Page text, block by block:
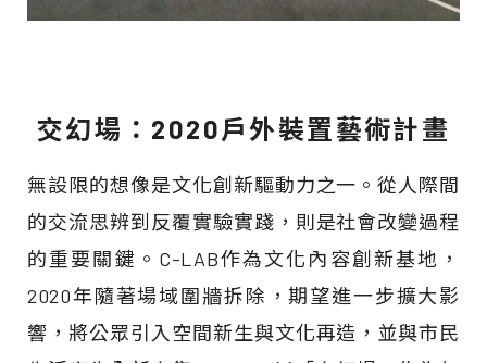
交幻場：2020戶外裝置藝術計畫
無設限的想像是文化創新驅動力之一。從人際間
的交流思辨到反覆實驗實踐，則是社會改變過程
的重要關鍵。C-LAB作為文化內容創新基地，
2020年隨著場域圍牆拆除，期望進一步擴大影
響，將公眾引入空間新生與文化再造，並與市民